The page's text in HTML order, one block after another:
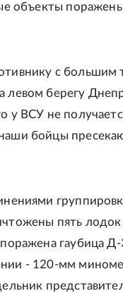
объекты
с большим
берегу
у ВСУ не
бойцы
пять лодок
гаубица Д-
- 120-мм